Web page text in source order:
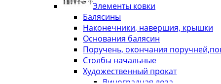
Элементы ковки
Балясины
Наконечники, навершия, крышки
Основания балясин
Поручень, окончания
Столбы начальные
Художественный прокат